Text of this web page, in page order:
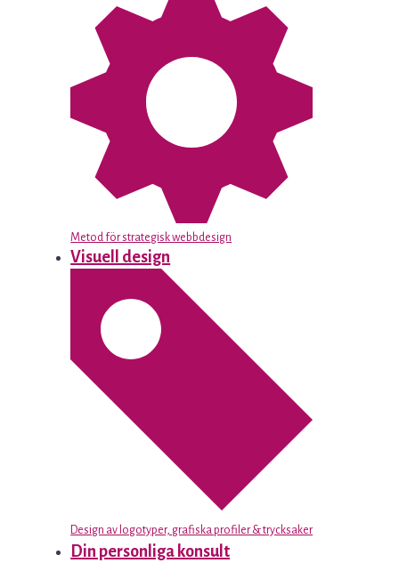
Metod för strategisk webbdesign
Visuell design
Design av logotyper, grafiska profiler & trycksaker
Din personliga konsult